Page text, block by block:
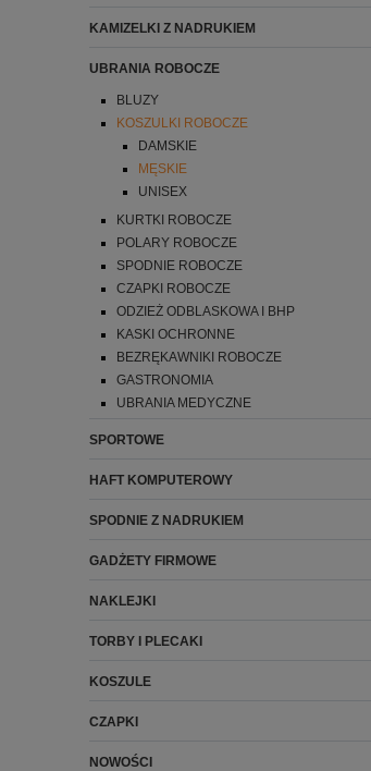
KAMIZELKI Z NADRUKIEM
UBRANIA ROBOCZE
BLUZY
KOSZULKI ROBOCZE
DAMSKIE
MĘSKIE
UNISEX
KURTKI ROBOCZE
POLARY ROBOCZE
SPODNIE ROBOCZE
CZAPKI ROBOCZE
ODZIEŻ ODBLASKOWA I BHP
KASKI OCHRONNE
BEZRĘKAWNIKI ROBOCZE
GASTRONOMIA
UBRANIA MEDYCZNE
SPORTOWE
HAFT KOMPUTEROWY
SPODNIE Z NADRUKIEM
GADŻETY FIRMOWE
NAKLEJKI
TORBY I PLECAKI
KOSZULE
CZAPKI
NOWOŚCI